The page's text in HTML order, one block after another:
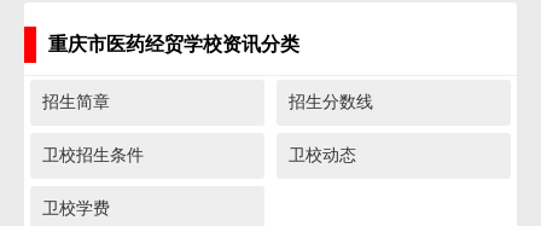
重庆市医药经贸学校资讯分类
招生简章 招生分数线
卫校招生条件 卫校动态
卫校学费